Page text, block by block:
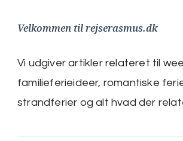
Velkommen til rejserasmus.dk
Vi udgiver artikler relateret til
familieferieideer, romantiske
strandferier og alt hvad der